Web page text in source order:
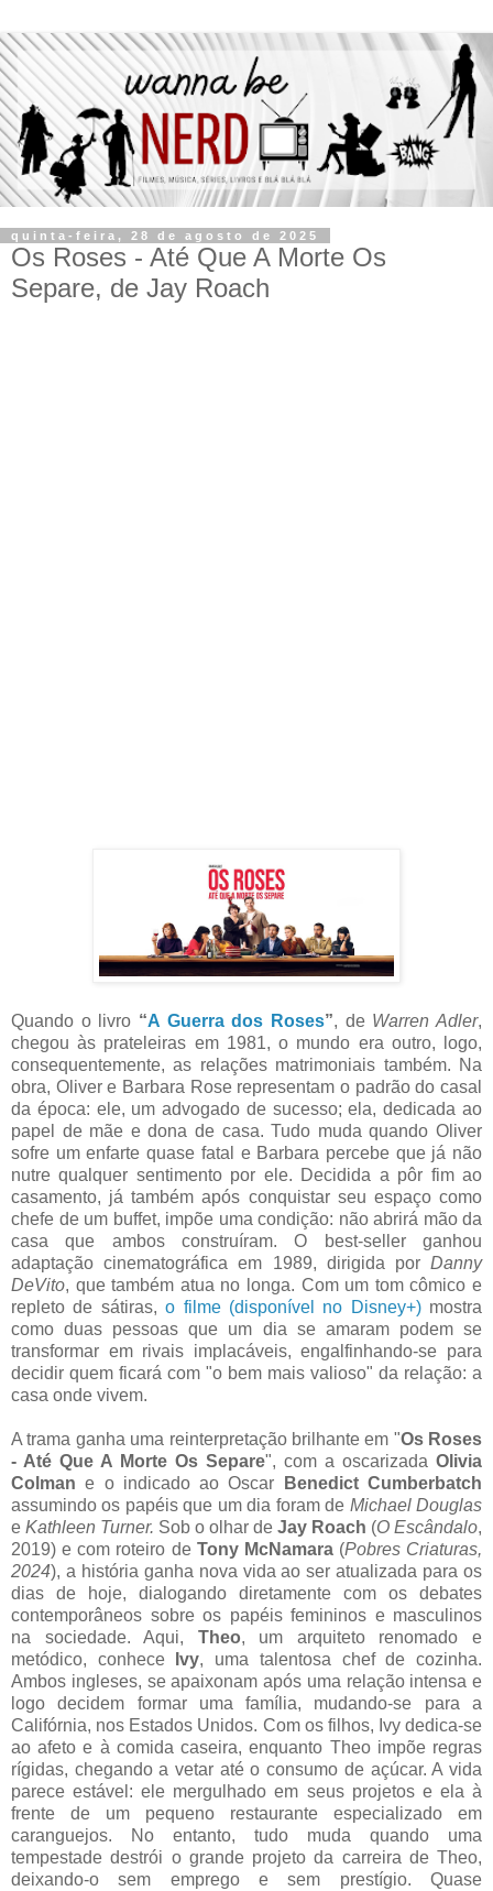
quinta-feira, 28 de agosto de 2025
Os Roses - Até Que A Morte Os
Separe, de Jay Roach
Quando o livro “A Guerra dos Roses”, de Warren Adler,
chegou às prateleiras em 1981, o mundo era outro, logo,
consequentemente, as relações matrimoniais também. Na
obra, Oliver e Barbara Rose representam o padrão do casal
da época: ele, um advogado de sucesso; ela, dedicada ao
papel de mãe e dona de casa. Tudo muda quando Oliver
sofre um enfarte quase fatal e Barbara percebe que já não
nutre qualquer sentimento por ele. Decidida a pôr fim ao
casamento, já também após conquistar seu espaço como
chefe de um buffet, impõe uma condição: não abrirá mão da
casa que ambos construíram. O best-seller ganhou
adaptação cinematográfica em 1989, dirigida por Danny
DeVito, que também atua no longa. Com um tom cômico e
repleto de sátiras,o filme (disponível no Disney+)mostra
como duas pessoas que um dia se amaram podem se
transformar em rivais implacáveis, engalfinhando-se para
decidir quem ficará com "o bem mais valioso" da relação: a
casa onde vivem.
A trama ganha uma reinterpretação brilhante em "Os Roses
- Até Que A Morte Os Separe", com a oscarizada Olivia
Colman e o indicado ao Oscar
Benedict Cumberbatch
assumindo os papéis que um dia foram de Michael Douglas
e Kathleen Turner. Sob o olhar de Jay Roach (O Escândalo,
2019) e com roteiro de Tony McNamara(Pobres Criaturas,
2024), a história ganha nova vida ao ser atualizada para os
dias de hoje, dialogando diretamente com os debates
contemporâneos sobre os papéis femininos e masculinos
na sociedade. Aqui, Theo, um arquiteto renomado e
metódico, conhece
Ivy, uma talentosa chef de cozinha.
Ambos ingleses, se apaixonam após uma relação intensa e
logo decidem formar uma família, mudando-se para a
Califórnia, nos Estados Unidos. Com os filhos, Ivy dedica-se
ao afeto e à comida caseira, enquanto Theo impõe regras
rígidas, chegando a vetar até o consumo de açúcar. A vida
parece estável: ele mergulhado em seus projetos e ela à
frente de um pequeno restaurante especializado em
caranguejos. No entanto, tudo muda quando uma
tempestade destrói o grande projeto da carreira de Theo,
deixando-o sem emprego e sem prestígio. Quase